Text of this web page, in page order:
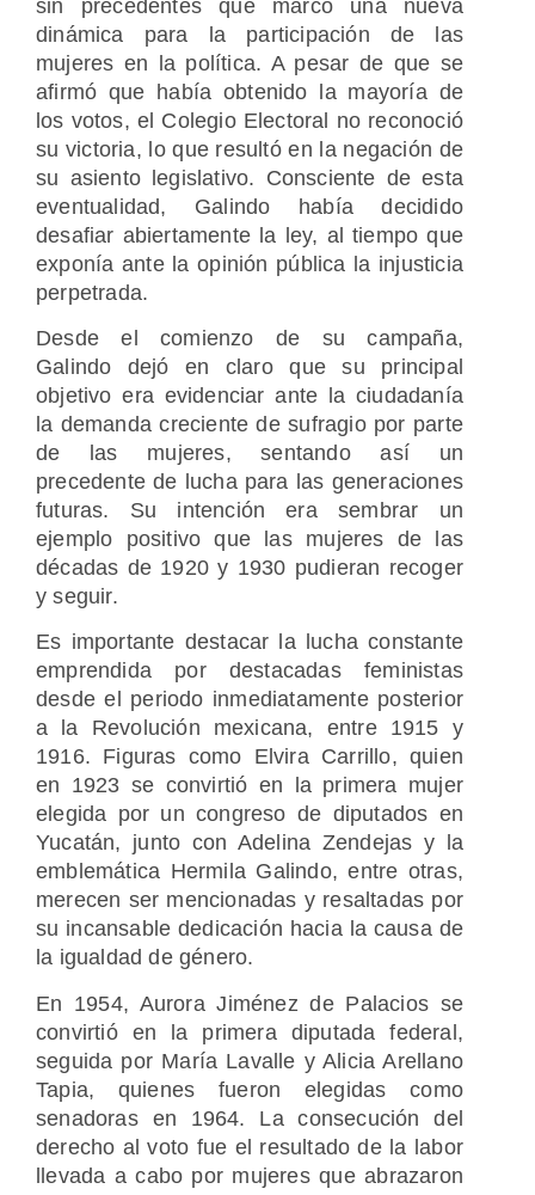
sin precedentes que marcó una nueva
dinámica para la participación de las
mujeres en la política. A pesar de que se
afirmó que había obtenido la mayoría de
los votos, el Colegio Electoral no reconoció
su victoria, lo que resultó en la negación de
su asiento legislativo. Consciente de esta
eventualidad, Galindo había decidido
desafiar abiertamente la ley, al tiempo que
exponía ante la opinión pública la injusticia
perpetrada.
Desde el comienzo de su campaña,
Galindo dejó en claro que su principal
objetivo era evidenciar ante la ciudadanía
la demanda creciente de sufragio por parte
de las mujeres, sentando así un
precedente de lucha para las generaciones
futuras. Su intención era sembrar un
ejemplo positivo que las mujeres de las
décadas de 1920 y 1930 pudieran recoger
y seguir.
Es importante destacar la lucha constante
emprendida por destacadas feministas
desde el periodo inmediatamente posterior
a la Revolución mexicana, entre 1915 y
1916. Figuras como Elvira Carrillo, quien
en 1923 se convirtió en la primera mujer
elegida por un congreso de diputados en
Yucatán, junto con Adelina Zendejas y la
emblemática Hermila Galindo, entre otras,
merecen ser mencionadas y resaltadas por
su incansable dedicación hacia la causa de
la igualdad de género.
En 1954, Aurora Jiménez de Palacios se
convirtió en la primera diputada federal,
seguida por María Lavalle y Alicia Arellano
Tapia, quienes fueron elegidas como
senadoras en 1964. La consecución del
derecho al voto fue el resultado de la labor
llevada a cabo por mujeres que abrazaron